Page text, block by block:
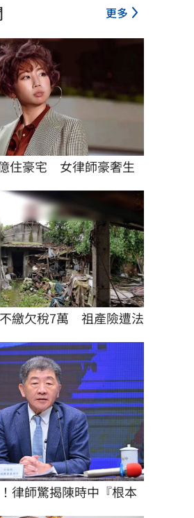
更多
住豪宅　女律師豪奢生
繳欠稅7萬　祖產險遭法
律師驚揭陳時中『根本